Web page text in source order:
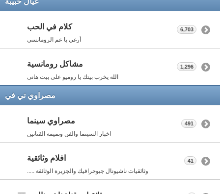
كلام في الحب
أرغي يا عم الرومانسي
6,703
مشاكل رومانسية
الله يخرب بيتك يا روميو على بيت هانى
1,296
مصراوي تي في
مصراوي سينما
اخبار السينما والفن ونميمة القنانين
491
افلام وثائقية
وثائقيات ناشيونال جيوجرافيك والجزيرة الوثائقة .....
41